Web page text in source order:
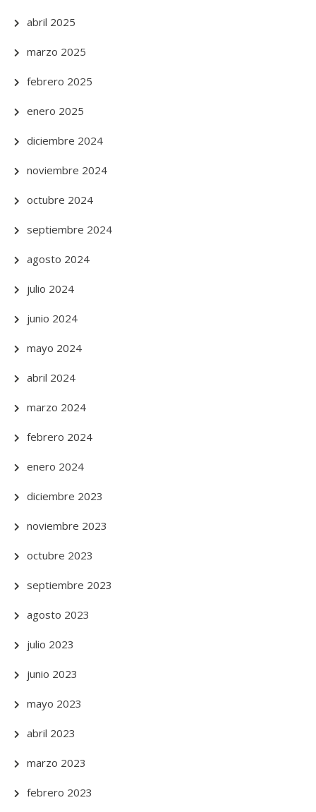
abril 2025
marzo 2025
febrero 2025
enero 2025
diciembre 2024
noviembre 2024
octubre 2024
septiembre 2024
agosto 2024
julio 2024
junio 2024
mayo 2024
abril 2024
marzo 2024
febrero 2024
enero 2024
diciembre 2023
noviembre 2023
octubre 2023
septiembre 2023
agosto 2023
julio 2023
junio 2023
mayo 2023
abril 2023
marzo 2023
febrero 2023